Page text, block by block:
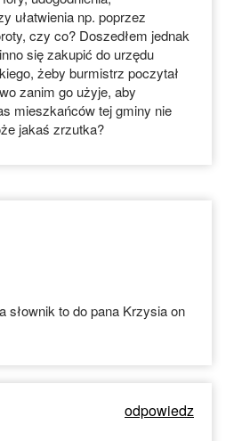
ułatwienia np. poprzez
czy co? Doszedłem jednak
się zakupić do urzędu
żeby burmistrz poczytał
zanim go użyje, aby
mieszkańców tej gminy nie
jakaś zrzutka?
słownik to do pana Krzysia on
odpowiedz